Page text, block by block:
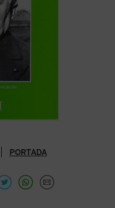
PORTADA